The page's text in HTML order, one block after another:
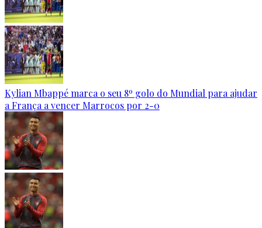
Kylian Mbappé marca o seu 8º golo do Mundial para ajudar
a França a vencer Marrocos por 2-0